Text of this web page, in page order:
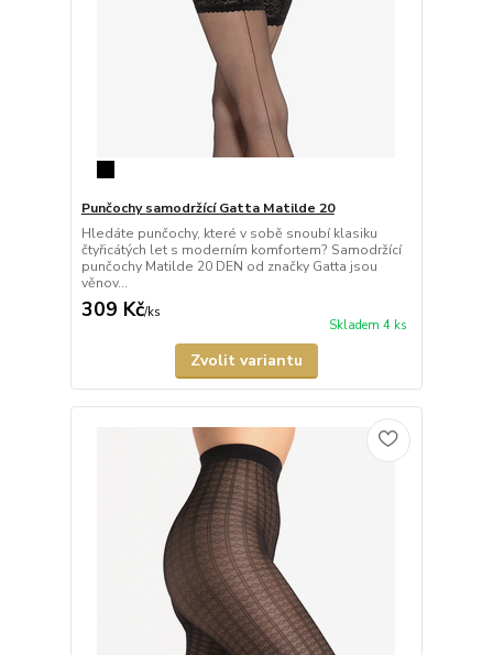
Punčochy samodržící Gatta Matilde 20
Hledáte punčochy, které v sobě snoubí klasiku
čtyřicátých let s moderním komfortem? Samodržící
punčochy Matilde 20 DEN od značky Gatta jsou
věnov...
309 Kč/ks
Skladem 4 ks
Zvolit variantu